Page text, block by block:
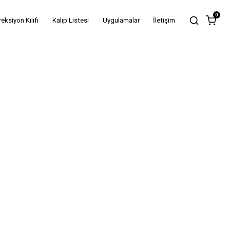
Kılıfı Kalıp Listesi Uygulamalar İletişim
0